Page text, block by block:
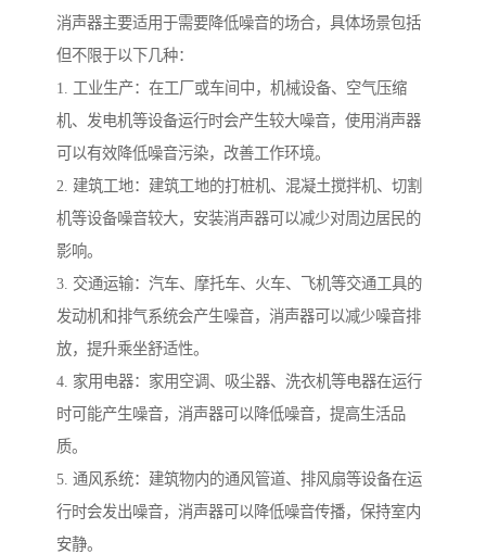
消声器主要适用于需要降低噪音的场合，具体场景包括
但不限于以下几种：
1. 工业生产：在工厂或车间中，机械设备、空气压缩
机、发电机等设备运行时会产生较大噪音，使用消声器
可以有效降低噪音污染，改善工作环境。
2. 建筑工地：建筑工地的打桩机、混凝土搅拌机、切割
机等设备噪音较大，安装消声器可以减少对周边居民的
影响。
3. 交通运输：汽车、摩托车、火车、飞机等交通工具的
发动机和排气系统会产生噪音，消声器可以减少噪音排
放，提升乘坐舒适性。
4. 家用电器：家用空调、吸尘器、洗衣机等电器在运行
时可能产生噪音，消声器可以降低噪音，提高生活品
质。
5. 通风系统：建筑物内的通风管道、排风扇等设备在运
行时会发出噪音，消声器可以降低噪音传播，保持室内
安静。